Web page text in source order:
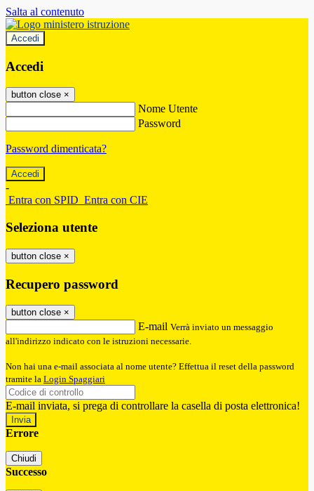
Salta al contenuto
Accedi
Accedi
button close ×
Nome Utente
Password
Password dimenticata?
-
Entra con SPID Entra con CIE
Seleziona utente
button close ×
Recupero password
button close ×
E-mail Verrà inviato un messaggio
all'indirizzo indicato con le istruzioni necessarie.
Non hai una e-mail associata al nome utente? Effettua il reset della password
tramite la Login Spaggiari
E-mail inviata, si prega di controllare la casella di posta elettronica!
Errore
Chiudi
Successo